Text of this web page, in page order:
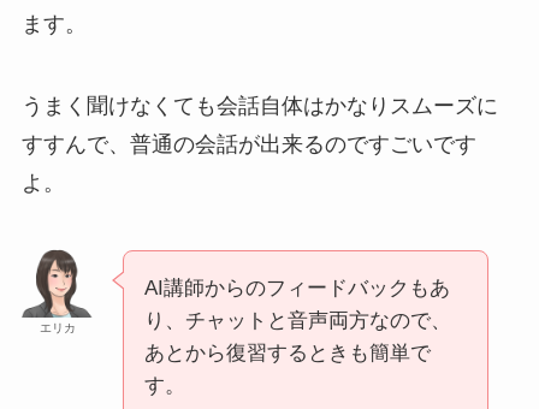
ます。
うまく聞けなくても会話自体はかなりスムーズに
すすんで、普通の会話が出来るのですごいです
よ。
エリカ
AI講師からのフィードバックもあ
り、チャットと音声両方なので、
あとから復習するときも簡単で
す。